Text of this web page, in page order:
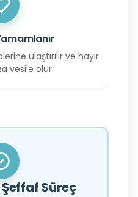
ulaştırılır ve hayır
vesile olur.
Süreç